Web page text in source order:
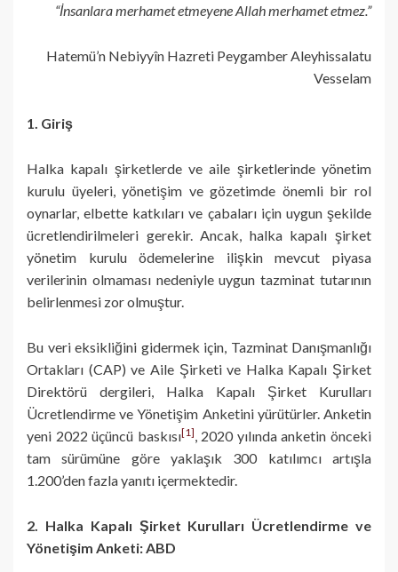
“İnsanlara merhamet etmeyene Allah merhamet etmez.”
Hatemü’n Nebiyyîn Hazreti Peygamber Aleyhissalatu
Vesselam
1. Giriş
Halka kapalı şirketlerde ve aile şirketlerinde yönetim
kurulu üyeleri, yönetişim ve gözetimde önemli bir rol
oynarlar, elbette katkıları ve çabaları için uygun şekilde
ücretlendirilmeleri gerekir. Ancak, halka kapalı şirket
yönetim kurulu ödemelerine ilişkin mevcut piyasa
verilerinin olmaması nedeniyle uygun tazminat tutarının
belirlenmesi zor olmuştur.
Bu veri eksikliğini gidermek için, Tazminat Danışmanlığı
Ortakları (CAP) ve Aile Şirketi ve Halka Kapalı Şirket
Direktörü dergileri, Halka Kapalı Şirket Kurulları
Ücretlendirme ve Yönetişim Anketini yürütürler. Anketin
yeni 2022 üçüncü baskısı[1] , 2020 yılında anketin önceki
tam sürümüne göre yaklaşık 300 katılımcı artışla
1.200’den fazla yanıtı içermektedir.
2. Halka Kapalı Şirket Kurulları Ücretlendirme ve
Yönetişim Anketi: ABD